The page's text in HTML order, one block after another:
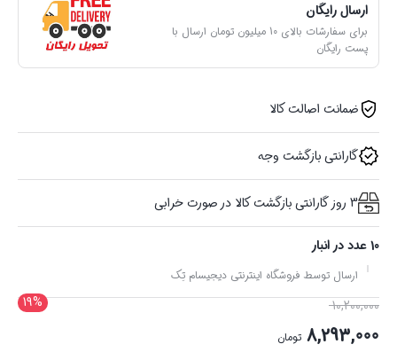
ارسال رایگان
برای سفارشات بالای 10 میلیون تومان ارسال با
پست رایگان
ضمانت اصالت کالا
گارانتی بازگشت وجه
3 روز گارانتی بازگشت کالا در صورت خرابی
10 عدد در انبار
ارسال توسط فروشگاه اینترنتی دیجیسام تِک
19% 10,200,000قیمت
اصلی
8,293,000 تومان